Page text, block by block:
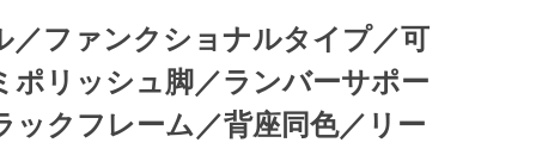
／ファンクショナルタイプ／可
ポリッシュ脚／ランバーサポー
ックフレーム／背座同色／リー